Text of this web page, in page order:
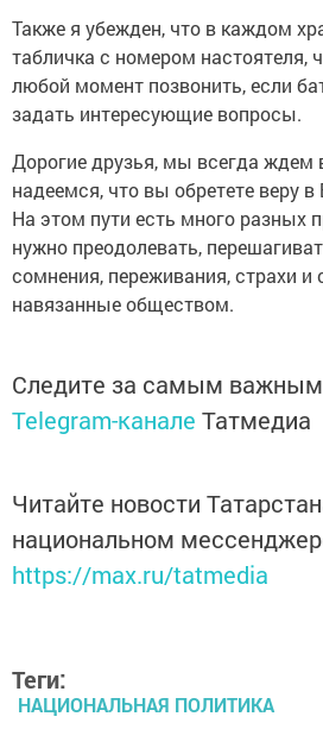
Также я убежден, что в каждом
табличка с номером настоятеля,
любой момент позвонить, если
задать интересующие вопросы.
Дорогие друзья, мы всегда ждем
надеемся, что вы обретете веру в
На этом пути есть много разных
нужно преодолевать,
сомнения, переживания, страхи и
навязанные обществом.
Следите за самым
Telegram-канале Татмедиа
Читайте новости
национальном
https://max.ru/tatmedia
Теги:
НАЦИОНАЛЬНАЯ ПОЛИТИКА